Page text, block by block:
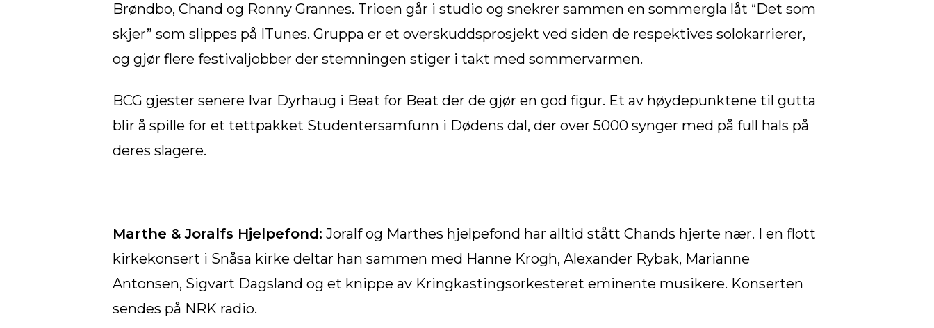
Brøndbo, Chand og Ronny Grannes. Trioen går i studio og snekrer sammen en sommergla låt “Det som
skjer” som slippes på ITunes. Gruppa er et overskuddsprosjekt ved siden de respektives solokarrierer,
og gjør flere festivaljobber der stemningen stiger i takt med sommervarmen.
BCG gjester senere Ivar Dyrhaug i Beat for Beat der de gjør en god figur. Et av høydepunktene til gutta
blir å spille for et tettpakket Studentersamfunn i Dødens dal, der over 5000 synger med på full hals på
deres slagere.
Marthe & Joralfs Hjelpefond: Joralf og Marthes hjelpefond har alltid stått Chands hjerte nær. I en flott
kirkekonsert i Snåsa kirke deltar han sammen med Hanne Krogh, Alexander Rybak, Marianne
Antonsen, Sigvart Dagsland og et knippe av Kringkastingsorkesteret eminente musikere. Konserten
sendes på NRK radio.